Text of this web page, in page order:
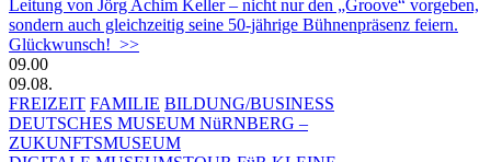
Leitung von Jörg Achim Keller – nicht nur den „Groove“ vorgeben,
sondern auch gleichzeitig seine 50-jährige Bühnenpräsenz feiern.
Glückwunsch! >>
09.00
09.08.
FREIZEIT FAMILIE BILDUNG/BUSINESS
DEUTSCHES MUSEUM NüRNBERG –
ZUKUNFTSMUSEUM